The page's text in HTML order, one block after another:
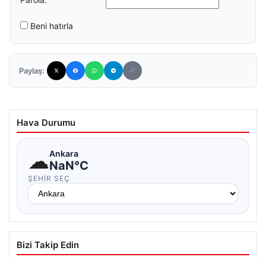
Beni hatırla
Paylaş:
Hava Durumu
☁Ankara
NaN°C
ŞEHIR SEÇ
Bizi Takip Edin